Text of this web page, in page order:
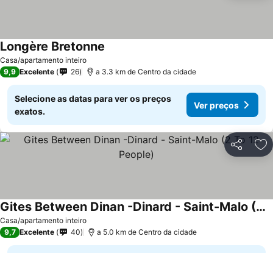
Casa/apartamento inteiro
Longère Bretonne
9,9 Excelente 26 a 3.3 km de Centro da cidade
Selecione as datas para ver os preços
exatos.
Ver preços
Partilhar
Casa/apartamento inteiro
Gites Between Dinan -Dinard - Saint-Malo (2 To 12 People)
Ver preços
9,7 Excelente 40 a 5.0 km de Centro da cidade